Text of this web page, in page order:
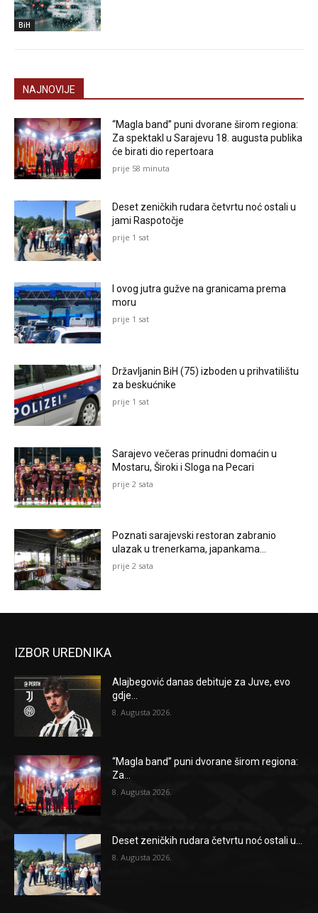
BiH
NAJNOVIJE
“Magla band” puni dvorane širom regiona:
Za spektakl u Sarajevu 18. augusta publika
će birati dio repertoara
prije 58 minuta
Deset zeničkih rudara četvrtu noć ostali u
jami Raspotočje
prije 1 sat
I ovog jutra gužve na granicama prema
moru
prije 1 sat
Državljanin BiH (75) izboden u prihvatilištu
za beskućnike
prije 1 sat
Sarajevo večeras prinudni domaćin u
Mostaru, Široki i Sloga na Pecari
prije 2 sata
Poznati sarajevski restoran zabranio
ulazak u trenerkama, japankama…
prije 2 sata
IZBOR UREDNIKA
Alajbegović danas debituje za Juve, evo
gdje...
8. Augusta 2026.
“Magla band” puni dvorane širom regiona:
Za...
8. Augusta 2026.
Deset zeničkih rudara četvrtu noć ostali u...
8. Augusta 2026.